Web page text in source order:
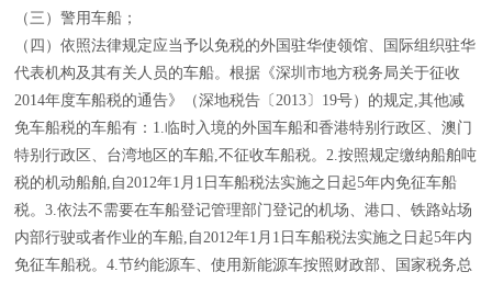
（三）警用车船；
（四）依照法律规定应当予以免税的外国驻华使领馆、国际组织驻华
代表机构及其有关人员的车船。根据《深圳市地方税务局关于征收
2014年度车船税的通告》（深地税告〔2013〕19号）的规定,其他减
免车船税的车船有：1.临时入境的外国车船和香港特别行政区、澳门
特别行政区、台湾地区的车船,不征收车船税。2.按照规定缴纳船舶吨
税的机动船舶,自2012年1月1日车船税法实施之日起5年内免征车船
税。3.依法不需要在车船登记管理部门登记的机场、港口、铁路站场
内部行驶或者作业的车船,自2012年1月1日车船税法实施之日起5年内
免征车船税。4.节约能源车、使用新能源车按照财政部、国家税务总